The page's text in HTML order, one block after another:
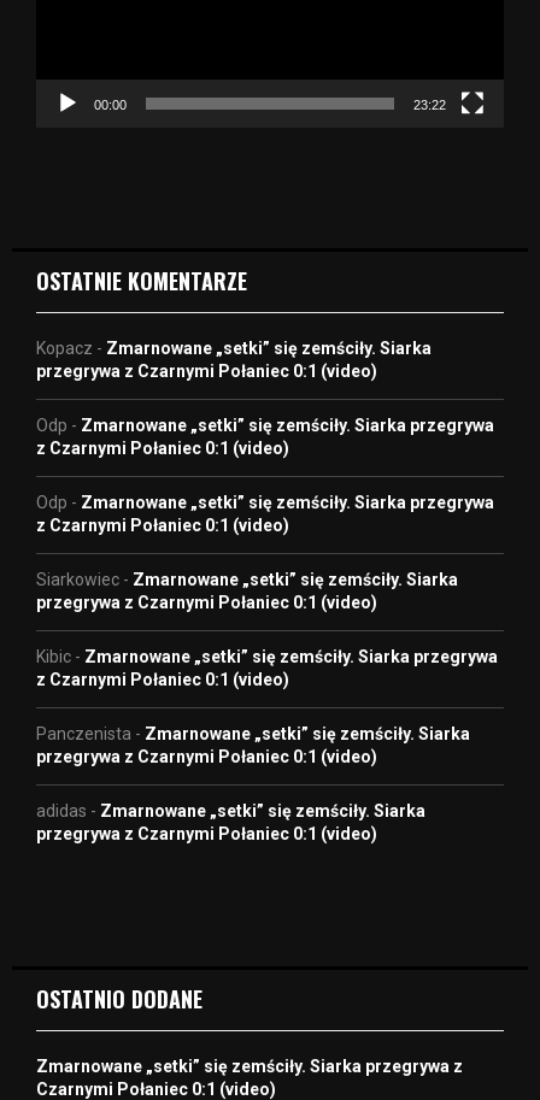
c
00:00 23:22
OSTATNIE KOMENTARZE
Kopacz - Zmarnowane „setki” się zemściły. Siarka
przegrywa z Czarnymi Połaniec 0:1 (video)
Odp - Zmarnowane „setki” się zemściły. Siarka przegrywa
z Czarnymi Połaniec 0:1 (video)
Odp - Zmarnowane „setki” się zemściły. Siarka przegrywa
z Czarnymi Połaniec 0:1 (video)
Siarkowiec - Zmarnowane „setki” się zemściły. Siarka
przegrywa z Czarnymi Połaniec 0:1 (video)
Kibic - Zmarnowane „setki” się zemściły. Siarka przegrywa
z Czarnymi Połaniec 0:1 (video)
Panczenista - Zmarnowane „setki” się zemściły. Siarka
przegrywa z Czarnymi Połaniec 0:1 (video)
adidas - Zmarnowane „setki” się zemściły. Siarka
przegrywa z Czarnymi Połaniec 0:1 (video)
OSTATNIO DODANE
Zmarnowane „setki” się zemściły. Siarka przegrywa z
Czarnymi Połaniec 0:1 (video)